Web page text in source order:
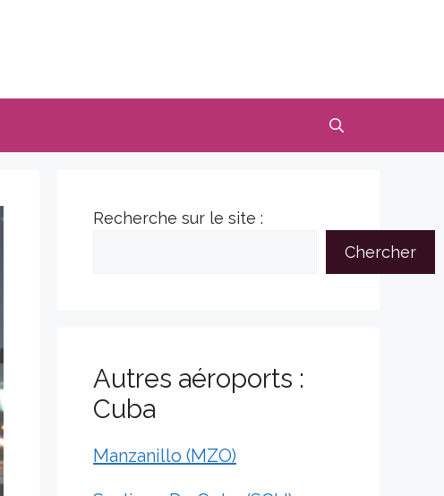
Recherche sur le site :
Chercher
Autres aéroports :
Cuba
Manzanillo (MZO)